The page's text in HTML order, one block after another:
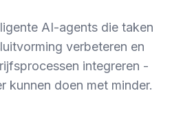
AI-agents die taken
verbeteren en
integreren -
kunnen doen met minder.